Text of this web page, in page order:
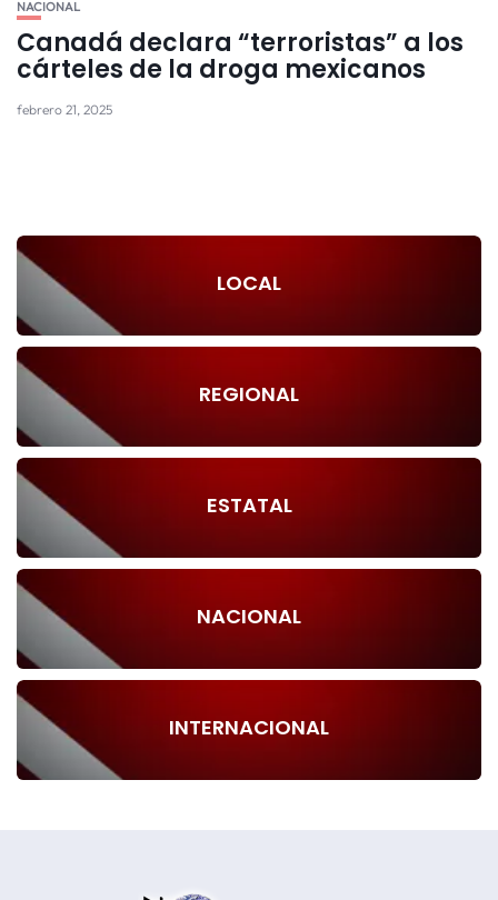
NACIONAL
Canadá declara “terroristas” a los
cárteles de la droga mexicanos
febrero 21, 2025
LOCAL
REGIONAL
ESTATAL
NACIONAL
INTERNACIONAL